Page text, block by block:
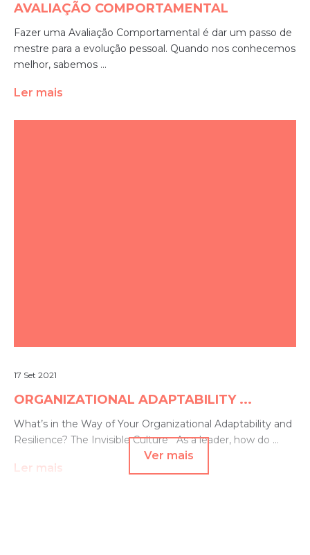
AVALIAÇÃO COMPORTAMENTAL
Fazer uma Avaliação Comportamental é dar um passo de
mestre para a evolução pessoal. Quando nos conhecemos
melhor, sabemos ...
Ler mais
17 Set 2021
ORGANIZATIONAL ADAPTABILITY ...
What’s in the Way of Your Organizational Adaptability and
Resilience? The Invisible Culture As a leader, how do ...
Ler mais
Ver mais